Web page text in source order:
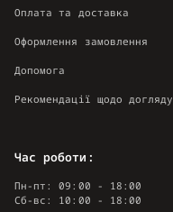
Оплата та доставка
Оформлення замовлення
Допомога
Рекомендації щодо догляду
Час роботи:
Пн-пт: 09:00 - 18:00
Сб-вс: 10:00 - 18:00